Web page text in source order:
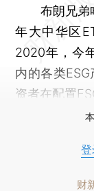
布朗兄弟哈
年大中华区
2020年，今
内的各类
资者在配置
登
财